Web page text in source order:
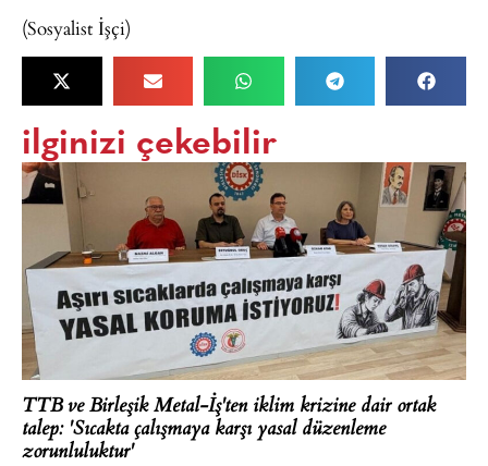
(Sosyalist İşçi)
ilginizi çekebilir
TTB ve Birleşik Metal-İş'ten iklim krizine dair ortak
talep: 'Sıcakta çalışmaya karşı yasal düzenleme
zorunluluktur'